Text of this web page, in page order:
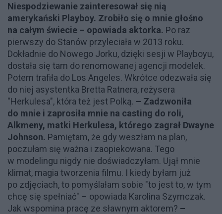
Niespodziewanie zainteresował się nią
amerykański Playboy. Zrobiło się o mnie głośno
na całym świecie – opowiada aktorka. Po raz
pierwszy do Stanów przyleciała w 2013 roku.
Dokładnie do Nowego Jorku, dzięki sesji w Playboyu,
dostała się tam do renomowanej agencji modelek.
Potem trafiła do Los Angeles. Wkrótce odezwała się
do niej asystentka Bretta Ratnera, reżysera
"Herkulesa", która też jest Polką. – Zadzwoniła
do mnie i zaprosiła mnie na casting do roli,
Alkmeny, matki Herkulesa, którego zagrał Dwayne
Johnson. Pamiętam, że gdy weszłam na plan,
poczułam się ważna i zaopiekowana. Tego
w modelingu nigdy nie doświadczyłam. Ujął mnie
klimat, magia tworzenia filmu. I kiedy byłam już
po zdjęciach, to pomyślałam sobie "to jest to, w tym
chcę się spełniać" – opowiada Karolina Szymczak.
Jak wspomina pracę ze sławnym aktorem? –